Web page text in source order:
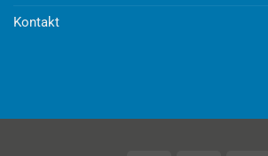
Kontakt